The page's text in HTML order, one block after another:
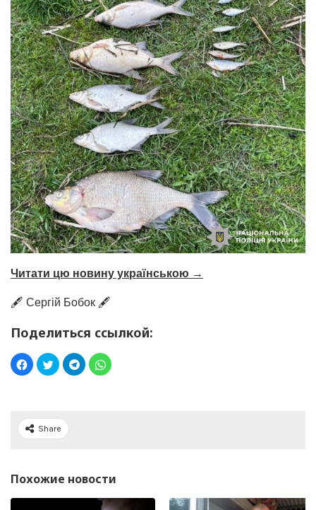
Читати цю новину українською →
🖋️ Сергій Бобок 🖋️
Поделиться ссылкой:
Share
Похожие новости